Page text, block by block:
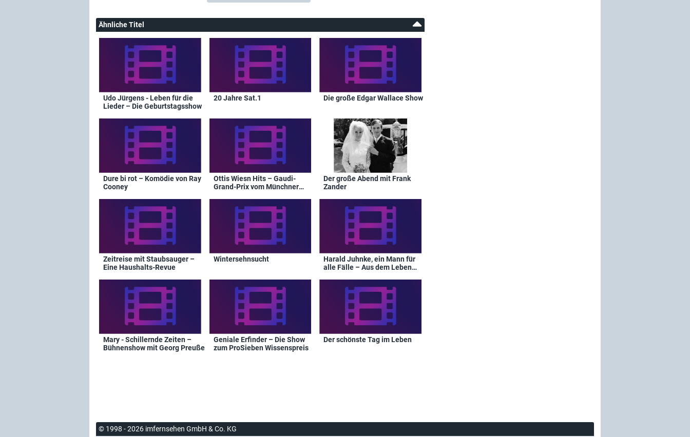
Ähnliche Titel
Udo Jürgens - Leben für die
Lieder – Die Geburtstagsshow
20 Jahre Sat.1 Die große Edgar Wallace Show
Dure bi rot – Komödie von Ray
Cooney
Ottis Wiesn Hits – Gaudi-
Grand-Prix vom Münchner
Der große Abend mit Frank
Zander
Zeitreise mit Staubsauger –
Eine Haushalts-Revue
Wintersehnsucht
Harald Juhnke, ein Mann für
alle Fälle – Aus dem Leben
Mary - Schillernde Zeiten –
Bühnenshow mit Georg Preuße
Geniale Erfinder – Die Show
zum ProSieben Wissenspreis
Der schönste Tag im Leben
© 1998 - 2026 imfernsehen GmbH & Co. KG